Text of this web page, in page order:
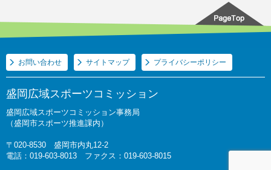
お問い合わせ サイトマップ プライバシーポリシー
盛岡広域スポーツコミッション
盛岡広域スポーツコミッション事務局
（盛岡市スポーツ推進課内）
〒020-8530 盛岡市内丸12-2
電話：019-603-8013 ファクス：019-603-8015